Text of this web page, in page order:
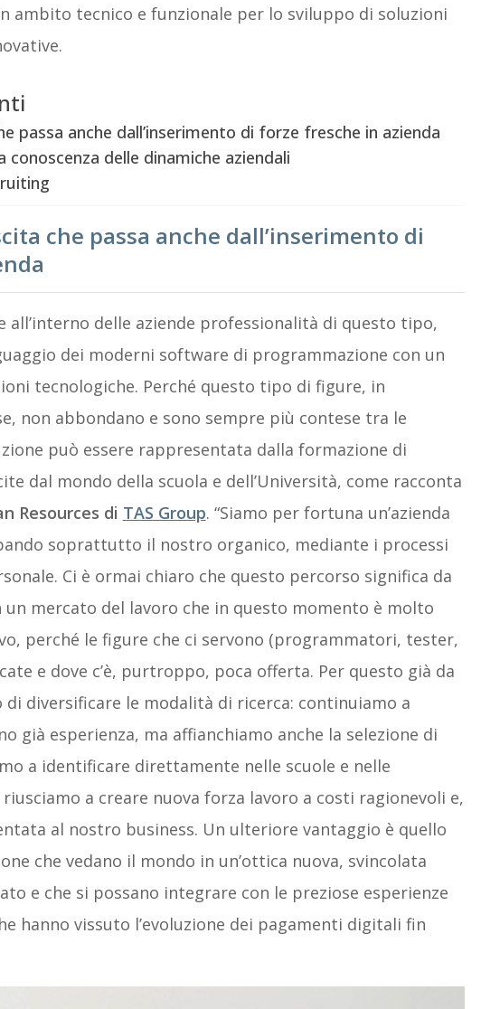
ambito tecnico e funzionale per lo sviluppo di soluzioni
passa anche dall’inserimento di forze fresche in azienda
delle dinamiche aziendali
che passa anche dall’inserimento di
all’interno delle aziende professionalità di questo tipo,
dei moderni software di programmazione con un
tecnologiche. Perché questo tipo di figure, in
non abbondano e sono sempre più contese tra le
può essere rappresentata dalla formazione di
dal mondo della scuola e dell’Università, come racconta
Resources di TAS Group. “Siamo per fortuna un’azienda
soprattutto il nostro organico, mediante i processi
Ci è ormai chiaro che questo percorso significa da
mercato del lavoro che in questo momento è molto
perché le figure che ci servono (programmatori, tester,
e dove c’è, purtroppo, poca offerta. Per questo già da
di diversificare le modalità di ricerca: continuiamo a
già esperienza, ma affianchiamo anche la selezione di
a identificare direttamente nelle scuole e nelle
a creare nuova forza lavoro a costi ragionevoli e,
al nostro business. Un ulteriore vantaggio è quello
che vedano il mondo in un’ottica nuova, svincolata
e che si possano integrare con le preziose esperienze
hanno vissuto l’evoluzione dei pagamenti digitali fin